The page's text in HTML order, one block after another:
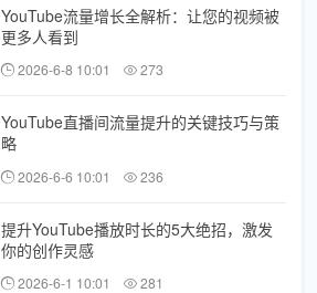
YouTube流量增长全解析：让您的视频被
更多人看到
2026-6-8 10:01 273
YouTube直播间流量提升的关键技巧与策
略
2026-6-6 10:01 236
提升YouTube播放时长的5大绝招，激发
你的创作灵感
2026-6-1 10:01 281